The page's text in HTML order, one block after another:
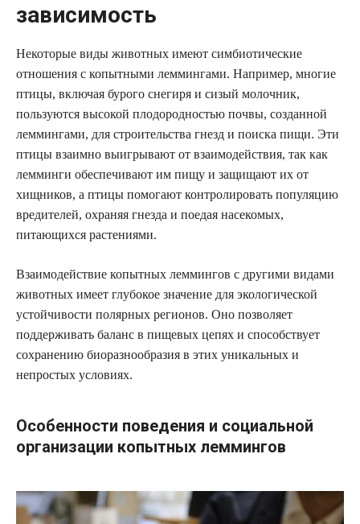
зависимость
Некоторые виды животных имеют симбиотические
отношения с копытными леммингами. Например, многие
птицы, включая бурого снегиря и сизый молочник,
пользуются высокой плодородностью почвы, созданной
леммингами, для строительства гнезд и поиска пищи. Эти
птицы взаимно выигрывают от взаимодействия, так как
лемминги обеспечивают им пищу и защищают их от
хищников, а птицы помогают контролировать популяцию
вредителей, охраняя гнезда и поедая насекомых,
питающихся растениями.
Взаимодействие копытных леммингов с другими видами
животных имеет глубокое значение для экологической
устойчивости полярных регионов. Оно позволяет
поддерживать баланс в пищевых цепях и способствует
сохранению биоразнообразия в этих уникальных и
непростых условиях.
Особенности поведения и социальной
организации копытных леммингов